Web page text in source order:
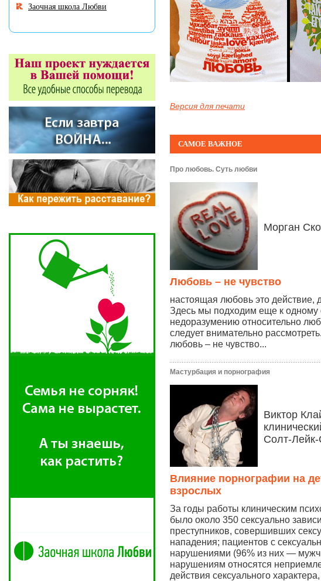
Версия для печати
САМОЕ ВАЖНОЕ
Про любовь. Суть любви
Морган
Любовь – не чувство
настоящая любовь это действие,
Здесь мы подходим еще к одному
недоразумению относительно
следует внимательно
любовь – не чувство...
Мастурбация и порнография
Виктор
Солт-Лейк-
Влияние порнографии на
взрослых
За годы работы клиническим
было около 350 сексуально
преступников, совершивших
нападения; пациентов с
нарушениями (96% из них —
нарушениям относятся
действия сексуального
Заочная школа Любви